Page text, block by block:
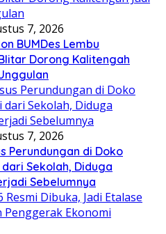
7, 2026
BUMDes Lembu
Dorong Kalitengah
7, 2026
Perundungan di Doko
Sekolah, Diduga
Sebelumnya